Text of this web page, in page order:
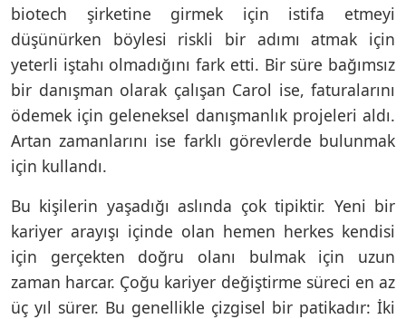
biotech şirketine girmek için istifa etmeyi
düşünürken böylesi riskli bir adımı atmak için
yeterli iştahı olmadığını fark etti. Bir süre bağımsız
bir danışman olarak çalışan Carol ise, faturalarını
ödemek için geleneksel danışmanlık projeleri aldı.
Artan zamanlarını ise farklı görevlerde bulunmak
için kullandı.
Bu kişilerin yaşadığı aslında çok tipiktir. Yeni bir
kariyer arayışı içinde olan hemen herkes kendisi
için gerçekten doğru olanı bulmak için uzun
zaman harcar. Çoğu kariyer değiştirme süreci en az
üç yıl sürer. Bu genellikle çizgisel bir patikadır: İki